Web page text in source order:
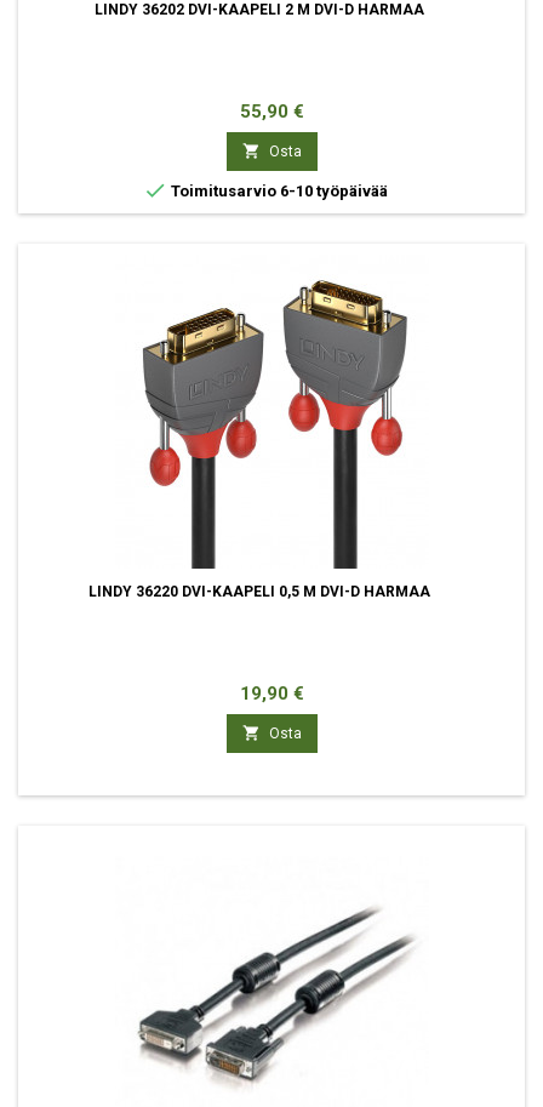
LINDY 36202 DVI-KAAPELI 2 M DVI-D HARMAA
Hinta
55,90 €
 Osta
 Toimitusarvio 6-10 työpäivää
LINDY 36220 DVI-KAAPELI 0,5 M DVI-D HARMAA
Hinta
19,90 €
 Osta